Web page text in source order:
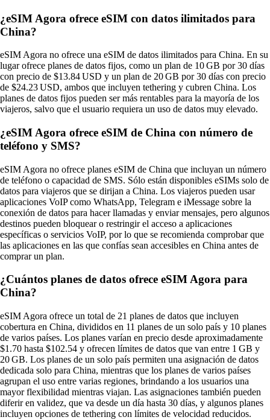
¿eSIM Agora ofrece eSIM con datos ilimitados para
China?
eSIM Agora no ofrece una eSIM de datos ilimitados para China. En su
lugar ofrece planes de datos fijos, como un plan de 10 GB por 30 días
con precio de $13.84 USD y un plan de 20 GB por 30 días con precio
de $24.23 USD, ambos que incluyen tethering y cubren China. Los
planes de datos fijos pueden ser más rentables para la mayoría de los
viajeros, salvo que el usuario requiera un uso de datos muy elevado.
¿eSIM Agora ofrece eSIM de China con número de
teléfono y SMS?
eSIM Agora no ofrece planes eSIM de China que incluyan un número
de teléfono o capacidad de SMS. Sólo están disponibles eSIMs solo de
datos para viajeros que se dirijan a China. Los viajeros pueden usar
aplicaciones VoIP como WhatsApp, Telegram e iMessage sobre la
conexión de datos para hacer llamadas y enviar mensajes, pero algunos
destinos pueden bloquear o restringir el acceso a aplicaciones
específicas o servicios VoIP, por lo que se recomienda comprobar que
las aplicaciones en las que confías sean accesibles en China antes de
comprar un plan.
¿Cuántos planes de datos ofrece eSIM Agora para
China?
eSIM Agora ofrece un total de 21 planes de datos que incluyen
cobertura en China, divididos en 11 planes de un solo país y 10 planes
de varios países. Los planes varían en precio desde aproximadamente
$1.70 hasta $102.54 y ofrecen límites de datos que van entre 1 GB y
20 GB. Los planes de un solo país permiten una asignación de datos
dedicada solo para China, mientras que los planes de varios países
agrupan el uso entre varias regiones, brindando a los usuarios una
mayor flexibilidad mientras viajan. Las asignaciones también pueden
diferir en validez, que va desde un día hasta 30 días, y algunos planes
incluyen opciones de tethering con límites de velocidad reducidos.